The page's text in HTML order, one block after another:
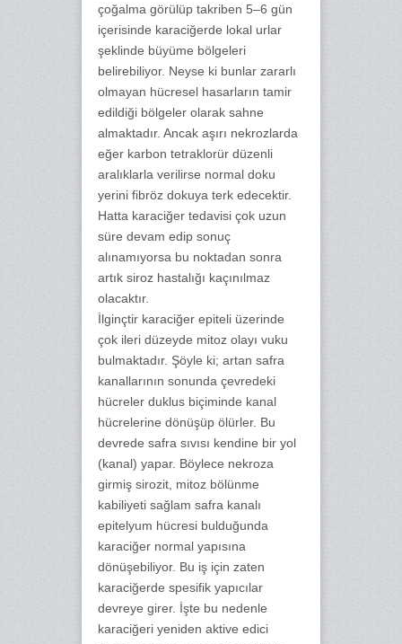
çoğalma görülüp takriben 5–6 gün
içerisinde karaciğerde lokal urlar
şeklinde büyüme bölgeleri
belirebiliyor. Neyse ki bunlar zararlı
olmayan hücresel hasarların tamir
edildiği bölgeler olarak sahne
almaktadır. Ancak aşırı nekrozlarda
eğer karbon tetraklorür düzenli
aralıklarla verilirse normal doku
yerini fibröz dokuya terk edecektir.
Hatta karaciğer tedavisi çok uzun
süre devam edip sonuç
alınamıyorsa bu noktadan sonra
artık siroz hastalığı kaçınılmaz
olacaktır.
İlginçtir karaciğer epiteli üzerinde
çok ileri düzeyde mitoz olayı vuku
bulmaktadır. Şöyle ki; artan safra
kanallarının sonunda çevredeki
hücreler duklus biçiminde kanal
hücrelerine dönüşüp ölürler. Bu
devrede safra sıvısı kendine bir yol
(kanal) yapar. Böylece nekroza
girmiş sirozit, mitoz bölünme
kabiliyeti sağlam safra kanalı
epitelyum hücresi bulduğunda
karaciğer normal yapısına
dönüşebiliyor. Bu iş için zaten
karaciğerde spesifik yapıcılar
devreye girer. İşte bu nedenle
karaciğeri yeniden aktive edici